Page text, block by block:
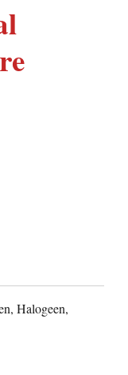
Halogeen,